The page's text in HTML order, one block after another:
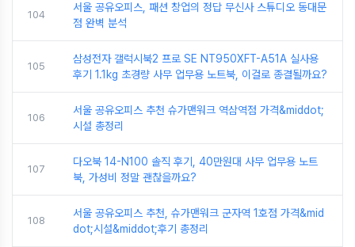
104
서울 공유오피스, 패션 창업의 정답 무신사 스튜디오 동대문
점 완벽 분석
105
삼성전자 갤럭시북2 프로 SE NT950XFT-A51A 실사용
후기 1.1kg 초경량 사무 업무용 노트북, 이걸로 종결될까요?
106
서울 공유오피스 추천 슈가맨워크 역삼역점 가격&middot;
시설 총정리
107
다오북 14-N100 솔직 후기, 40만원대 사무 업무용 노트
북, 가성비 정말 괜찮을까요?
108
서울 공유오피스 추천, 슈가맨워크 군자역 1호점 가격&mid
dot;시설&middot;후기 총정리